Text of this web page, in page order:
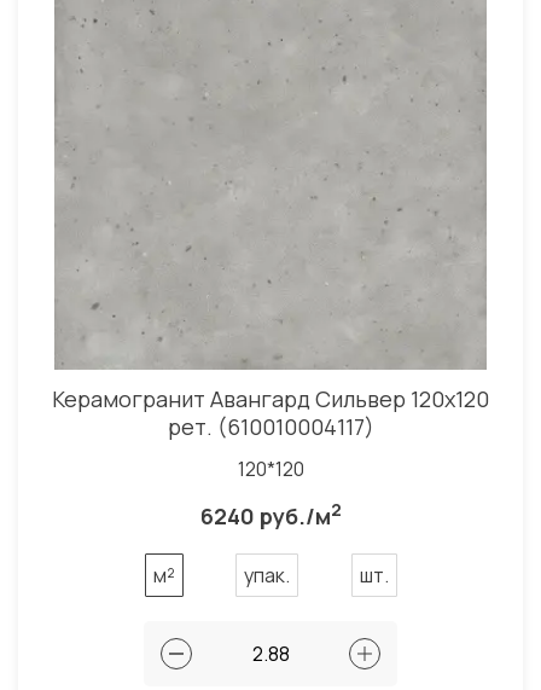
Керамогранит Авангард Сильвер 120x120
рет. (610010004117)
120*120
6240 руб./м2
м² упак. шт.